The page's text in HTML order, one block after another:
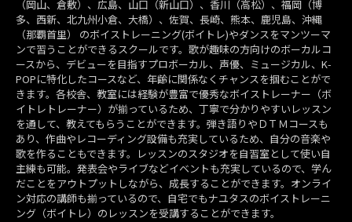
（岡山、倉敷）、広島、山口（新山口）、香川（高松）、福岡（博
多、西新、北九州小倉、大橋）、佐賀、長崎、熊本、鹿児島、沖縄
（那覇首里） のボイストレーニング(ボイトレ)やダンスをマンツーマ
ンで習うことができるスクールです。歌が趣味の方向けのボーカルコ
ースから、デビューを目指すプロボーカル、声優、ミュージカル、K-
POPに特化したコースなど、年齢に関係なくチャンスを掴むことがで
きます。各校舎、教室には経験が豊富で優秀なボイストレーナー（ボ
イトレトレーナー）が揃っているため、丁寧で分かりやすいレッスン
を通して、教えてもらうことができます。弾き語りやＤＴＭコースも
あり、作曲やレコーディング設備も充実しているため、自分の音楽や
歌を作ることもできます。レッスンのスタジオを自習室として使い自
主練も可能。発表会やライブなどイベントも充実しているので、学ん
だことをアウトプットしながら、成長することができます。オンライ
ン対応の講師も揃っているので、自宅でもナユタスのボイストレーニ
ング（ボイトレ）のレッスンを受講することができます。